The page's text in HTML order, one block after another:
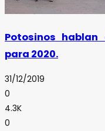
Potosinos
para 2020.
31/12/2019
0
4.3K
0